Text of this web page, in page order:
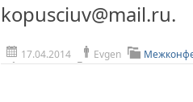
kopusciuv@mail.ru.
17.04.2014 Evgen